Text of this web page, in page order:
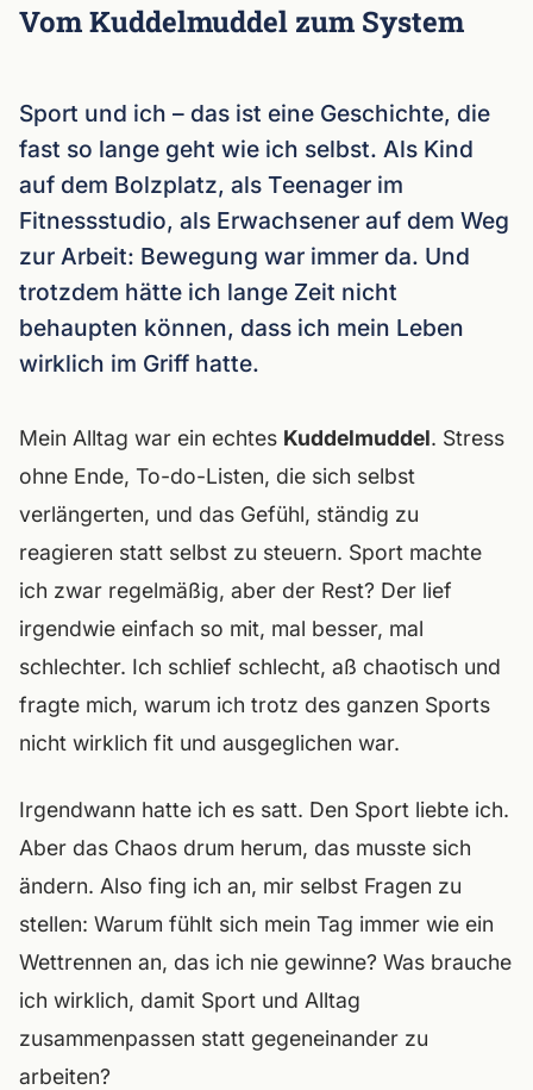
Vom Kuddelmuddel zum System
Sport und ich – das ist eine Geschichte, die
fast so lange geht wie ich selbst. Als Kind
auf dem Bolzplatz, als Teenager im
Fitnessstudio, als Erwachsener auf dem Weg
zur Arbeit: Bewegung war immer da. Und
trotzdem hätte ich lange Zeit nicht
behaupten können, dass ich mein Leben
wirklich im Griff hatte.
Mein Alltag war ein echtes Kuddelmuddel. Stress
ohne Ende, To-do-Listen, die sich selbst
verlängerten, und das Gefühl, ständig zu
reagieren statt selbst zu steuern. Sport machte
ich zwar regelmäßig, aber der Rest? Der lief
irgendwie einfach so mit, mal besser, mal
schlechter. Ich schlief schlecht, aß chaotisch und
fragte mich, warum ich trotz des ganzen Sports
nicht wirklich fit und ausgeglichen war.
Irgendwann hatte ich es satt. Den Sport liebte ich.
Aber das Chaos drum herum, das musste sich
ändern. Also fing ich an, mir selbst Fragen zu
stellen: Warum fühlt sich mein Tag immer wie ein
Wettrennen an, das ich nie gewinne? Was brauche
ich wirklich, damit Sport und Alltag
zusammenpassen statt gegeneinander zu
arbeiten?